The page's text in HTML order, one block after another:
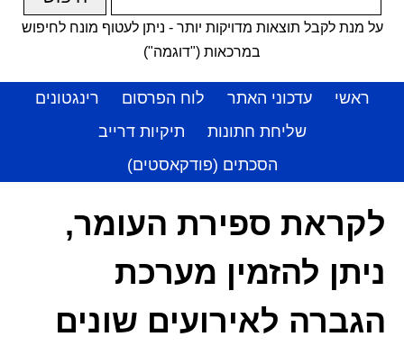
על מנת לקבל תוצאות מדויקות יותר - ניתן לעטוף מונח לחיפוש
במרכאות ("דוגמה")
ראשי עדכוני האתר לוח הפרסום
רינגטונים
שליחת חתונות
תיקיות דרייב
הסכתים (פודקאסטים)
לקראת ספירת העומר,
ניתן להזמין מערכת
הגברה לאירועים שונים